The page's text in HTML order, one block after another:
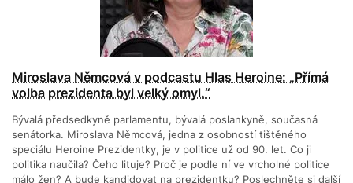
Miroslava Němcová v podcastu Hlas Heroine: „Přímá
volba prezidenta byl velký omyl.“
Bývalá předsedkyně parlamentu, bývalá poslankyně, současná
senátorka. Miroslava Němcová, jedna z osobností tištěného
speciálu Heroine Prezidentky, je v politice už od 90. let. Co ji
politika naučila? Čeho lituje? Proč je podle ní ve vrcholné politice
málo žen? A bude kandidovat na prezidentku? Poslechněte si další